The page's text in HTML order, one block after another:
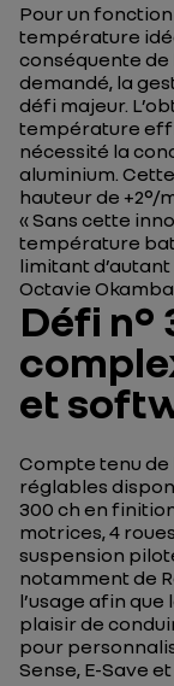
Pour un
température
conséquente
demandé, la
défi majeur.
température
nécessité la
aluminium.
hauteur de +2°/
«Sans cette
température
limitant
Octavie
Défi n°
et
Compte tenu
réglables
300 ch en
motrices, 4
suspension
notamment de
l’usage afin
plaisir de
pour
Sense, E-Save